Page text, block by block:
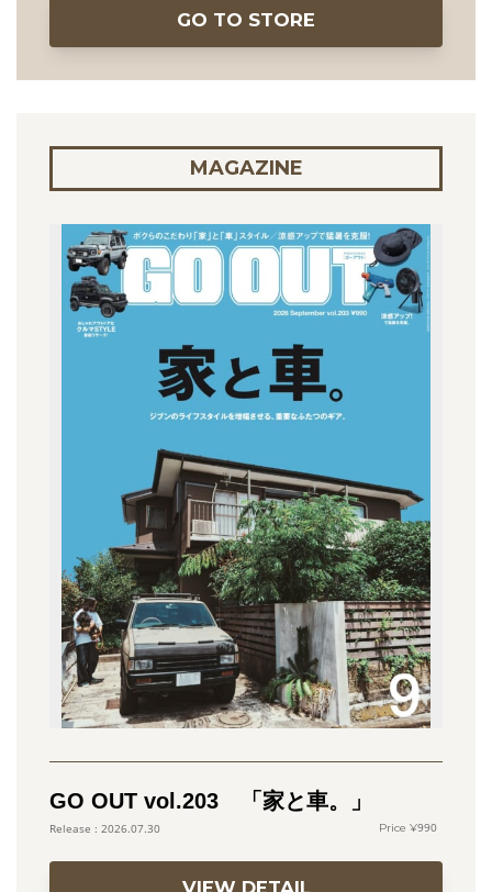
GO TO STORE
MAGAZINE
GO OUT vol.203 「家と車。」
2026.07.30 990
VIEW DETAIL